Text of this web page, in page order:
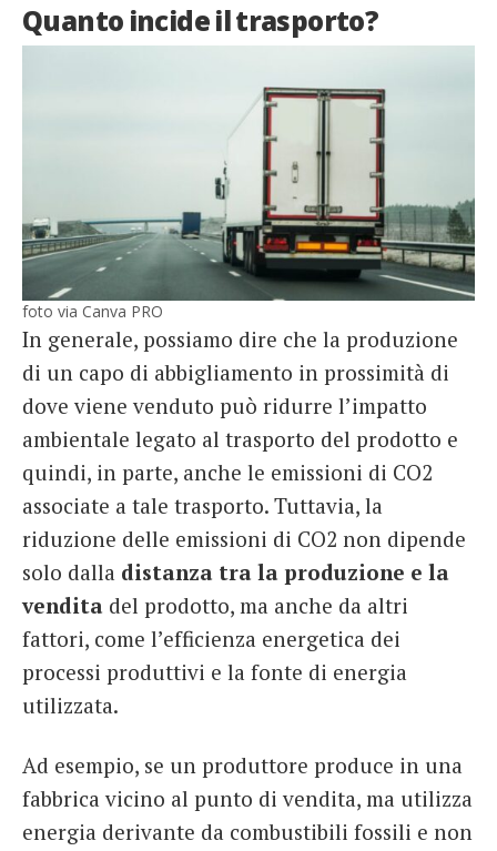
Quanto incide il trasporto?
foto via Canva PRO
In generale, possiamo dire che la produzione
di un capo di abbigliamento in prossimità di
dove viene venduto può ridurre l’impatto
ambientale legato al trasporto del prodotto e
quindi, in parte, anche le emissioni di CO2
associate a tale trasporto. Tuttavia, la
riduzione delle emissioni di CO2 non dipende
solo dalla distanza tra la produzione e la
vendita del prodotto, ma anche da altri
fattori, come l’efficienza energetica dei
processi produttivi e la fonte di energia
utilizzata.
Ad esempio, se un produttore produce in una
fabbrica vicino al punto di vendita, ma utilizza
energia derivante da combustibili fossili e non